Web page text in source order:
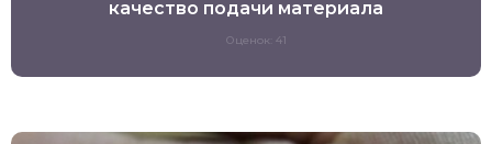
качество подачи материала
Оценок: 41